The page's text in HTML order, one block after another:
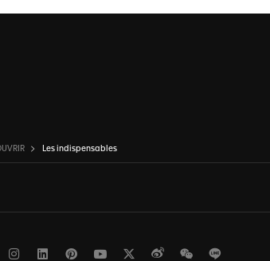
Les indispensables
InstagramLinkedInPinterest
Youtube
TwitterWeiboWeChat